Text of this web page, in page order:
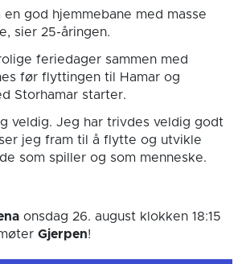
god hjemmebane med masse
sier 25-åringen.
feriedager sammen med
før flyttingen til Hamar og
Storhamar starter.
veldig. Jeg har trivdes veldig godt
jeg fram til å flytte og utvikle
som spiller og som menneske.
onsdag 26. august klokken 18:15
Gjerpen!